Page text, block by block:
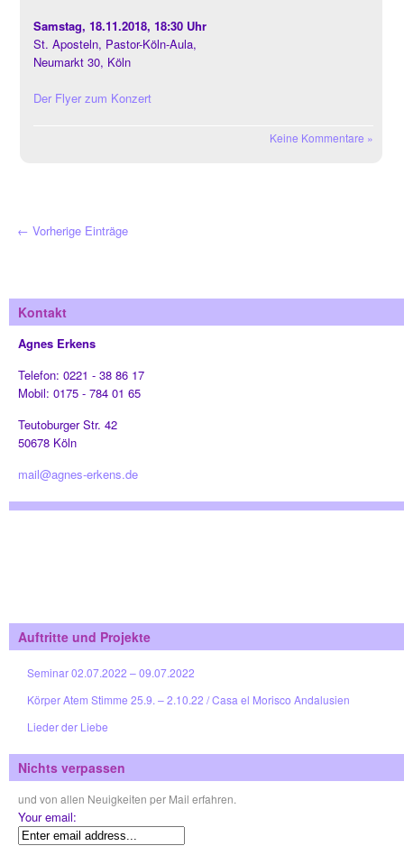
Samstag, 18.11.2018, 18:30 Uhr
St. Aposteln, Pastor-Köln-Aula,
Neumarkt 30, Köln
Der Flyer zum Konzert
Keine Kommentare »
← Vorherige Einträge
Kontakt
Agnes Erkens
Telefon: 0221 - 38 86 17
Mobil: 0175 - 784 01 65
Teutoburger Str. 42
50678 Köln
mail@agnes-erkens.de
Auftritte und Projekte
Seminar 02.07.2022 – 09.07.2022
Körper Atem Stimme 25.9. – 2.10.22 / Casa el Morisco Andalusien
Lieder der Liebe
Nichts verpassen
und von allen Neuigkeiten per Mail erfahren.
Your email: